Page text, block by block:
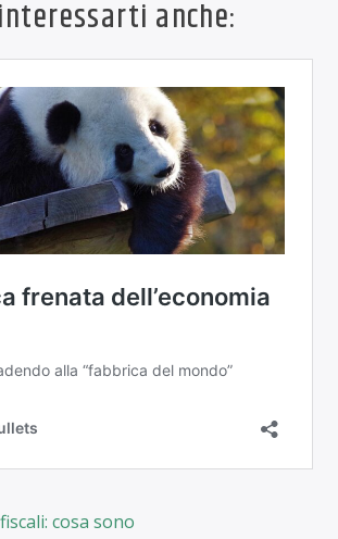
anche:
cosa sono